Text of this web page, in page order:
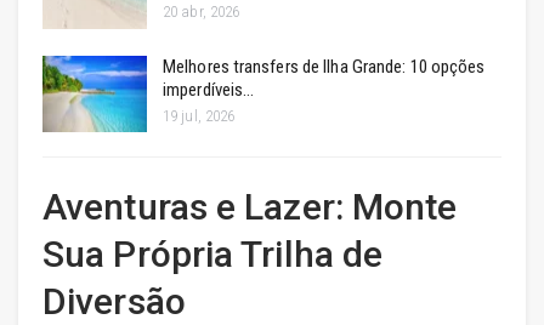
20 abr, 2026
Melhores transfers de Ilha Grande: 10 opções
imperdíveis…
19 jul, 2026
Aventuras e Lazer: Monte
Sua Própria Trilha de
Diversão